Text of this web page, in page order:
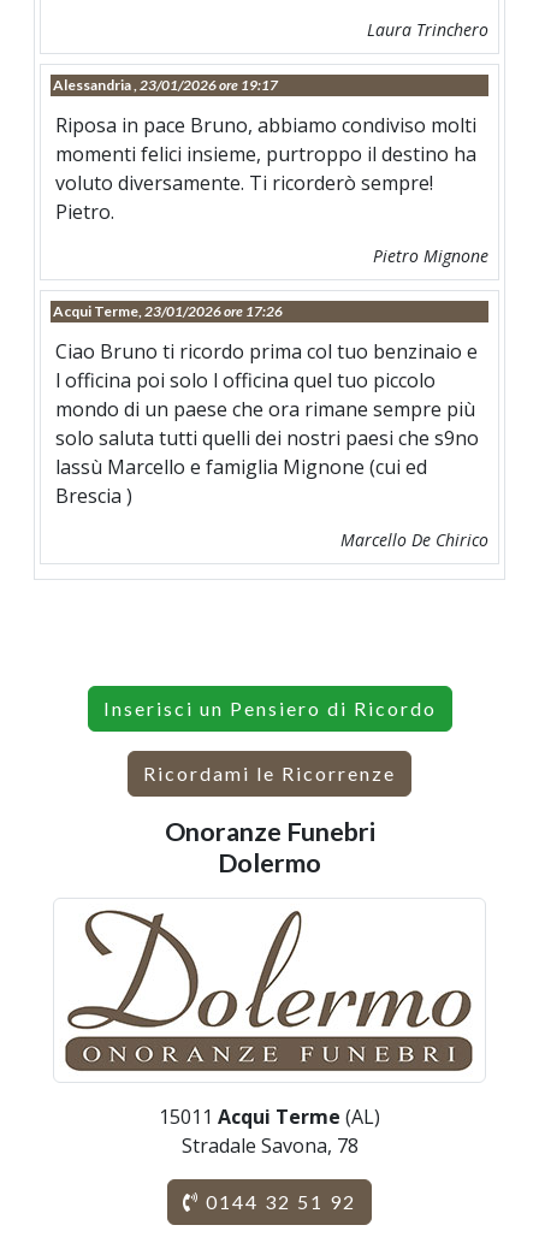
Laura Trinchero
Alessandria , 23/01/2026 ore 19:17
Riposa in pace Bruno, abbiamo condiviso molti
momenti felici insieme, purtroppo il destino ha
voluto diversamente. Ti ricorderò sempre!
Pietro.
Pietro Mignone
Acqui Terme, 23/01/2026 ore 17:26
Ciao Bruno ti ricordo prima col tuo benzinaio e
l officina poi solo l officina quel tuo piccolo
mondo di un paese che ora rimane sempre più
solo saluta tutti quelli dei nostri paesi che s9no
lassù Marcello e famiglia Mignone (cui ed
Brescia )
Marcello De Chirico
Inserisci un Pensiero di Ricordo
Ricordami le Ricorrenze
Onoranze Funebri
Dolermo
15011 Acqui Terme (AL)
Stradale Savona, 78
0144 32 51 92